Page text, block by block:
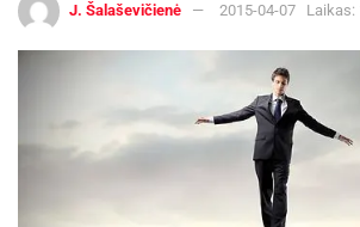
J. Šalaševičienė 2015-04-07 Laikas: